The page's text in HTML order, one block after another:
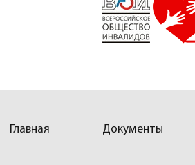
Главная Документы